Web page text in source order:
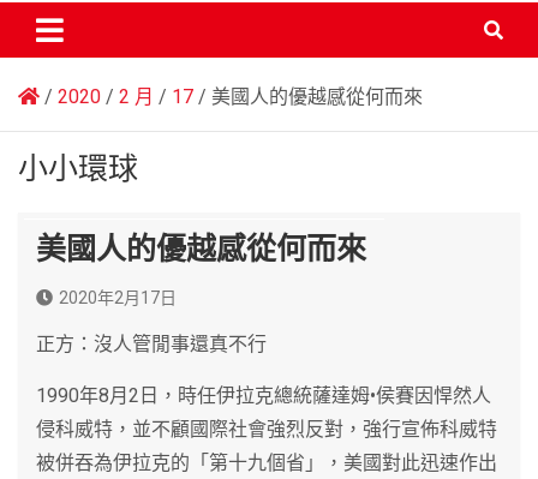
2020 2 月 17 美國人的優越感從何而來
小小環球
美國人的優越感從何而來
2020年2月17日
正方：沒人管閒事還真不行
1990年8月2日，時任伊拉克總統薩達姆•侯賽因悍然人
侵科威特，並不顧國際社會強烈反對，強行宣佈科威特
被併吞為伊拉克的「第十九個省」，美國對此迅速作出